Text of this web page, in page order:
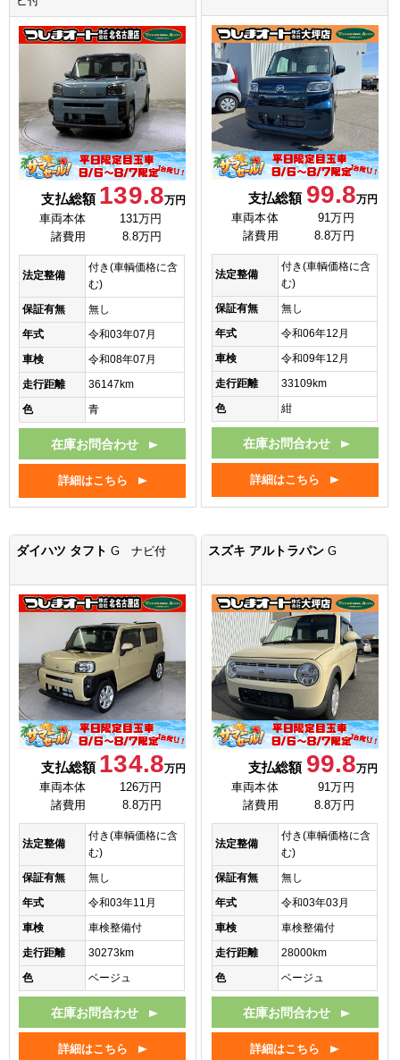
支払総額 139.8万円
車両本体
131万円
諸費用
8.8万円
法定整備
付き(車輌価格に含
む)
保証有無
無し
年式
令和03年07月
車検
令和08年07月
走行距離
36147km
色
青
在庫お問合わせ
詳細はこちら
支払総額 99.8万円
車両本体
91万円
諸費用
8.8万円
法定整備
付き(車輌価格に含
む)
保証有無
無し
年式
令和06年12月
車検
令和09年12月
走行距離
33109km
色
紺
在庫お問合わせ
詳細はこちら
ダイハツ タフト G ナビ付
支払総額 134.8万円
車両本体
126万円
諸費用
8.8万円
法定整備
付き(車輌価格に含
む)
保証有無
無し
年式
令和03年11月
車検
車検整備付
走行距離
30273km
色
ベージュ
在庫お問合わせ
詳細はこちら
スズキ アルトラパンG
支払総額 99.8万円
車両本体
91万円
諸費用
8.8万円
法定整備
付き(車輌価格に含
む)
保証有無
無し
年式
令和03年03月
車検
車検整備付
走行距離
28000km
色
ベージュ
在庫お問合わせ
詳細はこちら